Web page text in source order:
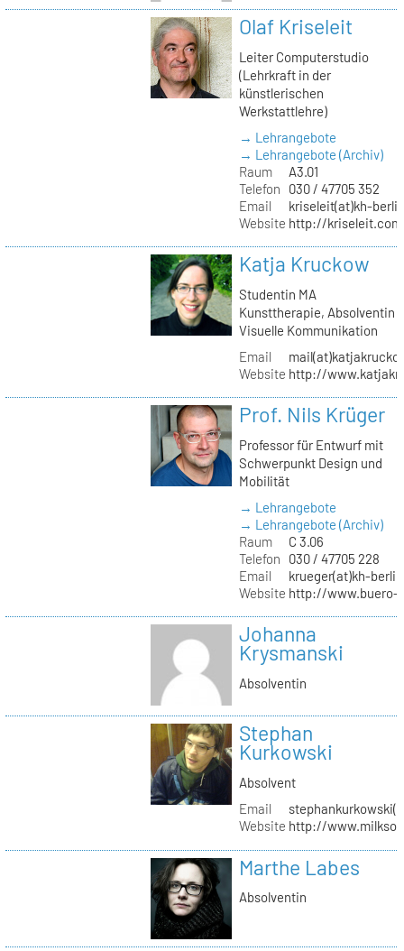
Olaf Kriseleit
Leiter Computerstudio
(Lehrkraft in der
künstlerischen
Werkstattlehre)
→ Lehrangebote
→ Lehrangebote (Archiv)
Raum
A3.01
Telefon
030 / 47705 352
Email
kriseleit(at)kh-
Website http://kriseleit.com
Katja Kruckow
Studentin MA
Kunsttherapie, Absolventin
Visuelle Kommunikation
Email
Website http://
Prof. Nils Krüger
Professor für Entwurf mit
Schwerpunkt Design und
Mobilität
→ Lehrangebote
→ Lehrangebote (Archiv)
Raum
C 3.06
Telefon
030 / 47705 228
Email
krueger(at)kh-
Website http://www.buero-
Johanna
Krysmanski
Absolventin
Stephan
Kurkowski
Absolvent
Email
Website http://
Marthe Labes
Absolventin